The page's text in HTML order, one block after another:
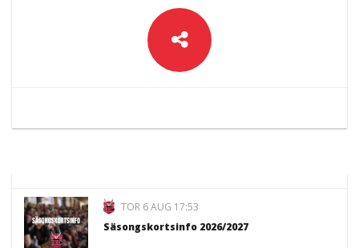
TOR 6 AUG 17:53
Säsongskortsinfo 2026/2027